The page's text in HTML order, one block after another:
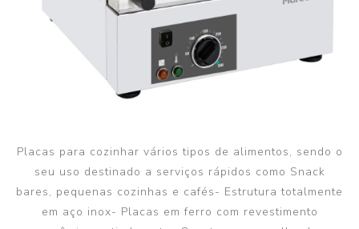
Placas para cozinhar vários tipos de alimentos, sendo o
seu uso destinado a serviços rápidos como Snack
bares, pequenas cozinhas e cafés- Estrutura totalmente
em aço inox- Placas em ferro com revestimento